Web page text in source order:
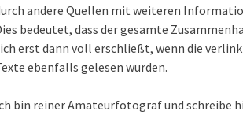
andere Quellen mit weiteren
bedeutet, dass der gesamte
erst dann voll erschließt, wenn die
ebenfalls gelesen wurden.
bin reiner Amateurfotograf und schreibe